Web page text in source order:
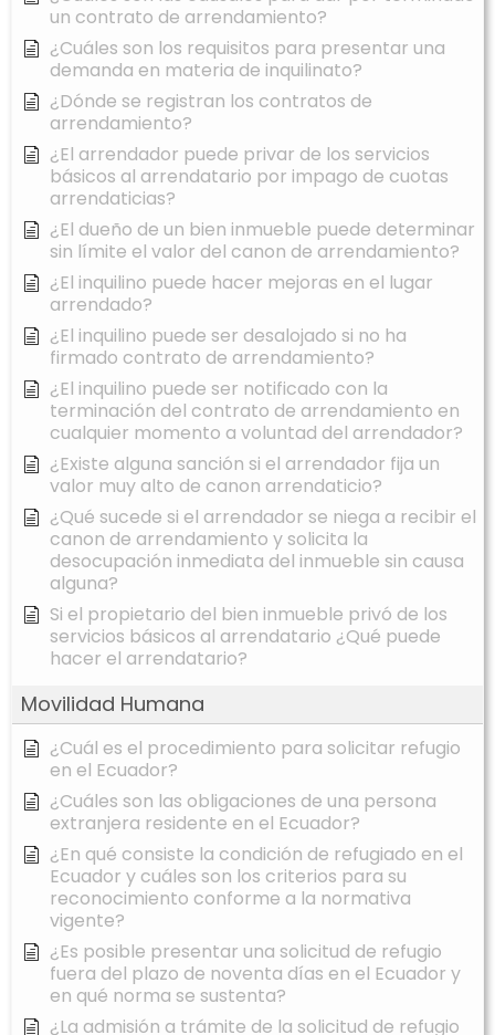
un contrato de arrendamiento?
¿Cuáles son los requisitos para presentar una
demanda en materia de inquilinato?
¿Dónde se registran los contratos de
arrendamiento?
¿El arrendador puede privar de los servicios
básicos al arrendatario por impago de cuotas
arrendaticias?
¿El dueño de un bien inmueble puede determinar
sin límite el valor del canon de arrendamiento?
¿El inquilino puede hacer mejoras en el lugar
arrendado?
¿El inquilino puede ser desalojado si no ha
firmado contrato de arrendamiento?
¿El inquilino puede ser notificado con la
terminación del contrato de arrendamiento en
cualquier momento a voluntad del arrendador?
¿Existe alguna sanción si el arrendador fija un
valor muy alto de canon arrendaticio?
¿Qué sucede si el arrendador se niega a recibir el
canon de arrendamiento y solicita la
desocupación inmediata del inmueble sin causa
alguna?
Si el propietario del bien inmueble privó de los
servicios básicos al arrendatario ¿Qué puede
hacer el arrendatario?
Movilidad Humana
¿Cuál es el procedimiento para solicitar refugio
en el Ecuador?
¿Cuáles son las obligaciones de una persona
extranjera residente en el Ecuador?
¿En qué consiste la condición de refugiado en el
Ecuador y cuáles son los criterios para su
reconocimiento conforme a la normativa
vigente?
¿Es posible presentar una solicitud de refugio
fuera del plazo de noventa días en el Ecuador y
en qué norma se sustenta?
¿La admisión a trámite de la solicitud de refugio